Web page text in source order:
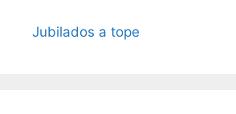
Jubilados a tope